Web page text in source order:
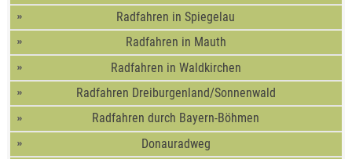
Radfahren in Spiegelau
Radfahren in Mauth
Radfahren in Waldkirchen
Radfahren Dreiburgenland/Sonnenwald
Radfahren durch Bayern-Böhmen
Donauradweg